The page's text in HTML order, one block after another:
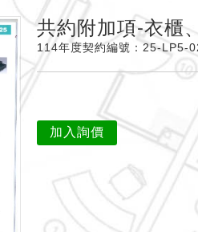
共約附加項-衣櫃
114年度契約編號：25-LP5-
加入詢價